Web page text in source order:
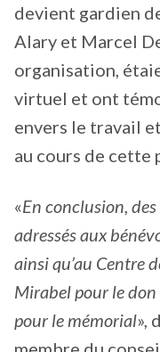
devient gardien
Alary et Marcel
organisation,
virtuel et ont
envers le travail
au cours de cette
«En conclusion,
adressés aux
ainsi qu’au Centre
Mirabel pour le
pour le mémorial»,